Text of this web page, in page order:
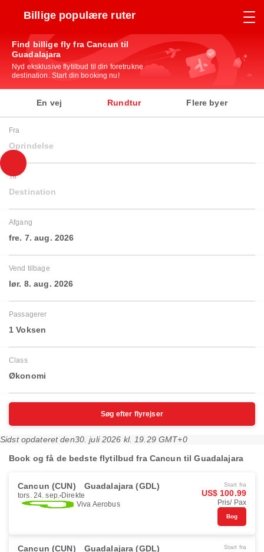
Billige populære ruter
Find billige fly fra Cancun til
Guadalajara
Nyd eksklusive flytilbud til din foretrukne
destination. Start din booking nu!
En vej Rundtur Flere byer
Fra
Oprindelse
Til
Destination
Afgang
fre. 7. aug. 2026
Vend tilbage
lør. 8. aug. 2026
Passagerer
1 Voksen
Class
Økonomi
Søg efter flyrejser
Sidst opdateret den30. juli 2026 kl. 19.29 GMT+0
Book og få de bedste flytilbud fra Cancun til Guadalajara
Cancun (CUN) Guadalajara (GDL)
tors. 24. sep. Direkte
Viva Aerobus
Start fra
US$ 100.99
Pris/ Pax
Bog
Cancun (CUN) Guadalajara (GDL) Start fra